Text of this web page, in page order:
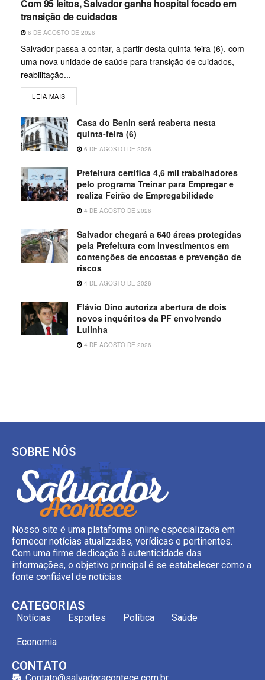
Com 95 leitos, Salvador ganha hospital focado em
transição de cuidados
6 DE AGOSTO DE 2026
Salvador passa a contar, a partir desta quinta-feira (6), com
uma nova unidade de saúde para transição de cuidados,
reabilitação...
LEIA MAIS
Casa do Benin será reaberta nesta
quinta-feira (6)
6 DE AGOSTO DE 2026
Prefeitura certifica 4,6 mil trabalhadores
pelo programa Treinar para Empregar e
realiza Feirão de Empregabilidade
4 DE AGOSTO DE 2026
Salvador chegará a 640 áreas protegidas
pela Prefeitura com investimentos em
contenções de encostas e prevenção de
riscos
4 DE AGOSTO DE 2026
Flávio Dino autoriza abertura de dois
novos inquéritos da PF envolvendo
Lulinha
4 DE AGOSTO DE 2026
SOBRE NÓS
Nosso site é uma plataforma online especializada em
fornecer notícias atualizadas, verídicas e pertinentes.
Com uma firme dedicação à autenticidade das
informações, o objetivo principal é se estabelecer como a
fonte confiável de notícias.
CATEGORIAS
Notícias Esportes Política Saúde
Economia
CONTATO